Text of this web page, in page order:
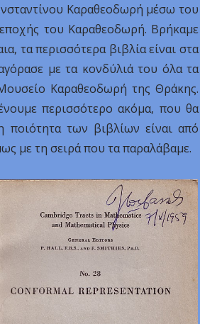
Καραθεοδωρή μέσω του
του Καραθεοδωρή. Βρήκαμε
τα περισσότερα βιβλία είναι στα
με τα κονδύλιά του όλα τα
Καραθεοδωρή της Θράκης.
περισσότερο ακόμα, που θα
ποιότητα των βιβλίων είναι από
με τη σειρά που τα παραλάβαμε.